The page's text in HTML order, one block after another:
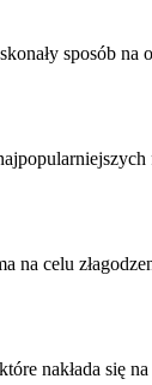
sposób
na celu
nakłada się